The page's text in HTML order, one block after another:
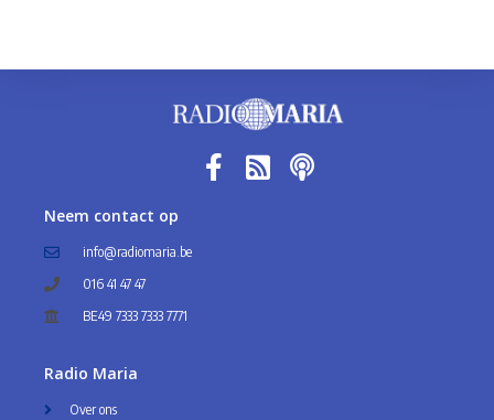
Neem contact op
info@radiomaria.be
016 41 47 47
BE49 7333 7333 7771
Radio Maria
Over ons